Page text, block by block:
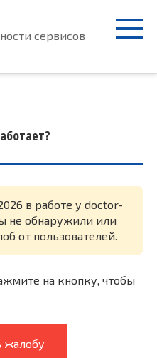
сервисов
в работе у doctor-
не обнаружили или
от пользователей.
на кнопку, чтобы
жалобу